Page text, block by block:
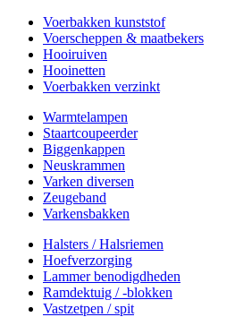
Voerbakken kunststof
Voerscheppen & maatbekers
Hooiruiven
Hooinetten
Voerbakken verzinkt
Warmtelampen
Staartcoupeerder
Biggenkappen
Neuskrammen
Varken diversen
Zeugeband
Varkensbakken
Halsters / Halsriemen
Hoefverzorging
Lammer benodigdheden
Ramdektuig / -blokken
Vastzetpen / spit